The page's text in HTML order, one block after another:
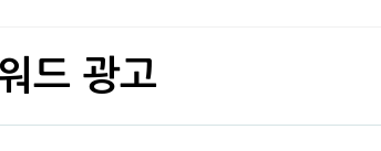
드 광고